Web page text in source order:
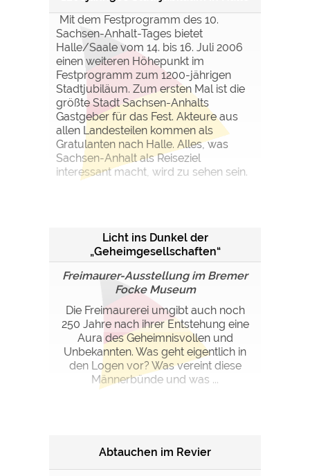
Mit dem Festprogramm des 10.
Sachsen-Anhalt-Tages bietet
Halle/Saale vom 14. bis 16. Juli 2006
einen weiteren Höhepunkt im
Festprogramm zum 1200-jährigen
Stadtjubiläum. Zum ersten Mal ist die
größte Stadt Sachsen-Anhalts
Gastgeber für das Fest. Akteure aus
allen Landesteilen kommen als
Gratulanten nach Halle. Alles, was
Sachsen-Anhalt als Reiseziel
interessant macht, wird zu sehen sein.
Licht ins Dunkel der
„Geheimgesellschaften“
Freimaurer-Ausstellung im Bremer
Focke Museum
Die Freimaurerei umgibt auch noch
250 Jahre nach ihrer Entstehung eine
Aura des Geheimnisvollen und
Unbekannten. Was geht eigentlich in
den Logen vor? Was vereint diese
Männerbünde und was ...
Abtauchen im Revier